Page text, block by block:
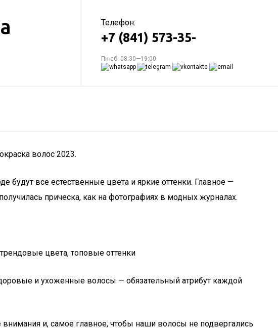
Телефон:
+7 (841) 573-35-
Пн-сб: 08:30—19:00
волос 2023.
будут все естественные цвета и яркие оттенки. Главное —
прическа, как на фотографиях в модных журналах.
и ухоженные волосы — обязательный атрибут каждой
и, самое главное, чтобы наши волосы не подвергались